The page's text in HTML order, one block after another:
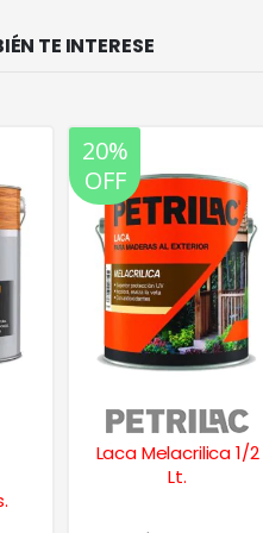
TE INTERESE
20%
OFF
Cetol Balance
Deck Vintage 4 Lts.